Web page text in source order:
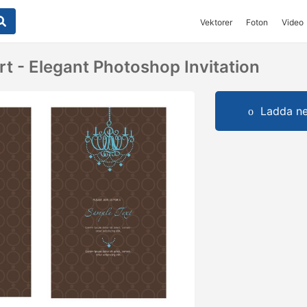
Vektorer Foton Video
- Elegant Photoshop Invitation
Ladda